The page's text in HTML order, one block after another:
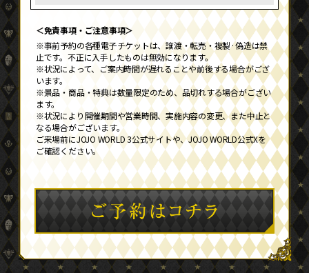
＜免責事項・ご注意事項＞
※事前予約の各種電子チケットは、譲渡・転売・複製·偽造は禁
止です。不正に入手したものは無効になります。
※状況によって、ご案内時間が遅れることや前後する場合がござ
います。
※景品・商品・特典は数量限定のため、品切れする場合がござい
ます。
※状況により開催期間や営業時間、実施内容の変更、また中止と
なる場合がございます。
ご来場前にJOJO WORLD 3公式サイトや、JOJO WORLD公式Xを
ご確認ください。